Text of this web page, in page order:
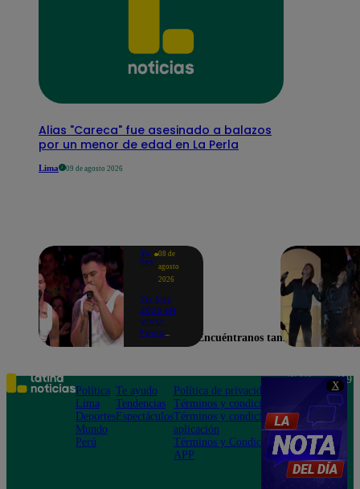
X
Alias "Careca" fue asesinado a balazos
por un menor de edad en La Perla
Lima 09 de agosto 2026
Yo
Soy
08 de
agosto
2026
Yo Soy
2026 EN
VIVO:
Favio
Ricky
Martin y
pone a
bailar a
todos en
CASTING
EN VIVO
Encuéntranos también en
Política
Lima
Deportes
Mundo
Perú
Te ayudo
Tendencias
Espectáculos
Política de privacidad
Términos y condiciones
Términos y condiciones
aplicación
Términos y Condiciones
APP
Teléfono: 219
Av. San
Felipe 968
Jesús María